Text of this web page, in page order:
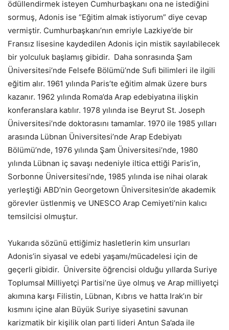
ödüllendirmek isteyen Cumhurbaşkanı ona ne istediğini
sormuş, Adonis ise “Eğitim almak istiyorum” diye cevap
vermiştir. Cumhurbaşkanı’nın emriyle Lazkiye’de bir
Fransız lisesine kaydedilen Adonis için mistik sayılabilecek
bir yolculuk başlamış gibidir. Daha sonrasında Şam
Üniversitesi’nde Felsefe Bölümü’nde Sufi bilimleri ile ilgili
eğitim alır. 1961 yılında Paris’te eğitim almak üzere burs
kazanır. 1962 yılında Roma’da Arap edebiyatına ilişkin
konferanslara katılır. 1978 yılında ise Beyrut St. Joseph
Üniversitesi’nde doktorasını tamamlar. 1970 ile 1985 yılları
arasında Lübnan Üniversitesi’nde Arap Edebiyatı
Bölümü’nde, 1976 yılında Şam Üniversitesi’nde, 1980
yılında Lübnan iç savaşı nedeniyle iltica ettiği Paris’in,
Sorbonne Üniversitesi’nde, 1985 yılında ise nihai olarak
yerleştiği ABD’nin Georgetown Üniversitesin’de akademik
görevler üstlenmiş ve UNESCO Arap Cemiyeti’nin kalıcı
temsilcisi olmuştur.
Yukarıda sözünü ettiğimiz hasletlerin kim unsurları
Adonis’in siyasal ve edebi yaşamı/mücadelesi için de
geçerli gibidir. Üniversite öğrencisi olduğu yıllarda Suriye
Toplumsal Milliyetçi Partisi’ne üye olmuş ve Arap milliyetçi
akımına karşı Filistin, Lübnan, Kıbrıs ve hatta Irak’ın bir
kısmını içine alan Büyük Suriye siyasetini savunan
karizmatik bir kişilik olan parti lideri Antun Sa’ada ile